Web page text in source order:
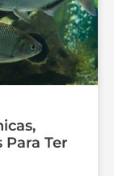
Para Ter